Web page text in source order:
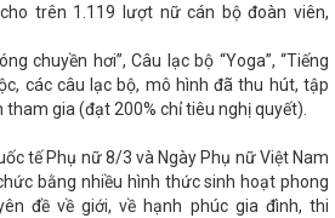
Công đoàn ngành Công Thương
Đại hội Chi bộ điểm
ở Hương Sơn
Cách sắp xếp
đầu tư toàn xã hội quý I/2024 của
Hà Tĩnh thời kỳ 2021 - 2030, tầm
hội kiến Tổng Bí thư, Chủ tịch
đạt nhiều kết quả nổi bật
Sở
6 năm 2025
Những con số ấn
Sở Công Thương Hà Tĩnh tổ chức
trên 1.119 lượt nữ cán bộ đoàn viên,
chuyền hơi”, Câu lạc bộ “Yoga”, “Tiếng
các câu lạc bộ, mô hình đã thu hút, tập
gia (đạt 200% chỉ tiêu nghị quyết).
tế Phụ nữ 8/3 và Ngày Phụ nữ Việt Nam
bằng nhiều hình thức sinh hoạt phong
đề về giới, về hạnh phúc gia đình, thi